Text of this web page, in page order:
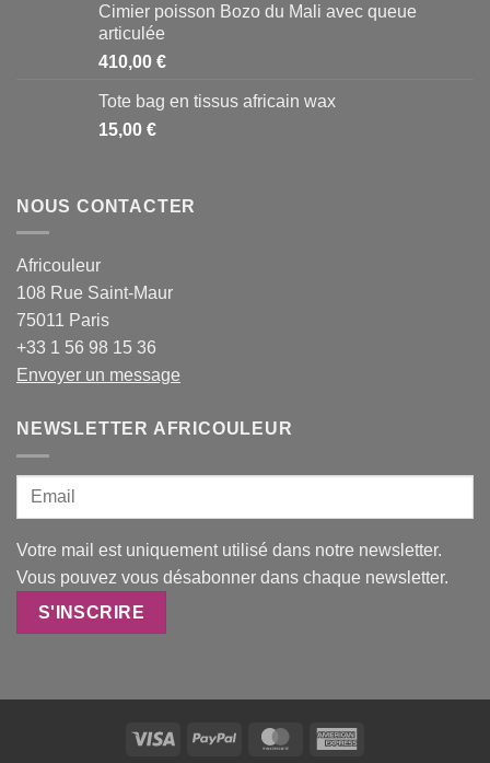
Cimier poisson Bozo du Mali avec queue
articulée
410,00 €
Tote bag en tissus africain wax
15,00 €
NOUS CONTACTER
Africouleur
108 Rue Saint-Maur
75011 Paris
+33 1 56 98 15 36
Envoyer un message
NEWSLETTER AFRICOULEUR
Votre mail est uniquement utilisé dans notre newsletter.
Vous pouvez vous désabonner dans chaque newsletter.
Visa PayPal MasterCard